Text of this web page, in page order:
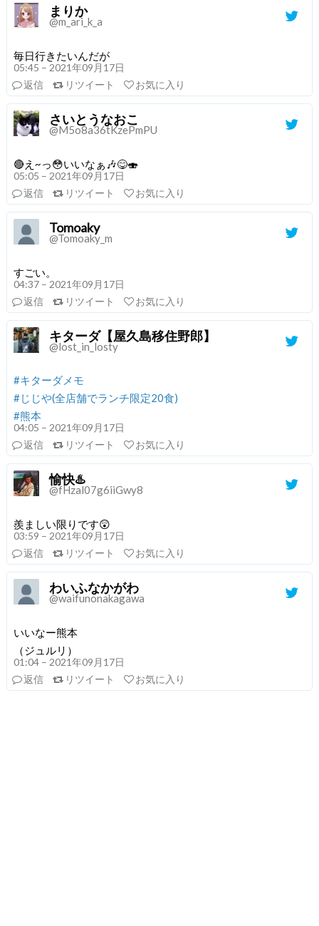
まりか
@m_ari_k_a
毎日行きたいんだが
05:45 – 2021年09月17日
返信
リツイート お気に入り
さいとうなおこ
@M5o8a36tKzePmPU
🔴え~っ😳いいなぁ🎶😋🍣
05:05 – 2021年09月17日
返信
リツイート お気に入り
Tomoaky
@Tomoaky_m
すごい。
04:37 – 2021年09月17日
返信
リツイート お気に入り
キターダ【屋久島移住野郎】
@lost_in_losty
#キターダメモ
#じじや(全店舗でランチ限定20食)
#熊本
04:05 – 2021年09月17日
返信
リツイート お気に入り
愉快♨️
@fHzal07g6iiGwy8
羨ましい限りです😲
03:59 – 2021年09月17日
返信
リツイート お気に入り
わいふなかがわ
@waifunonakagawa
いいなー熊本
（ジュルリ）
01:04 – 2021年09月17日
返信
リツイート お気に入り